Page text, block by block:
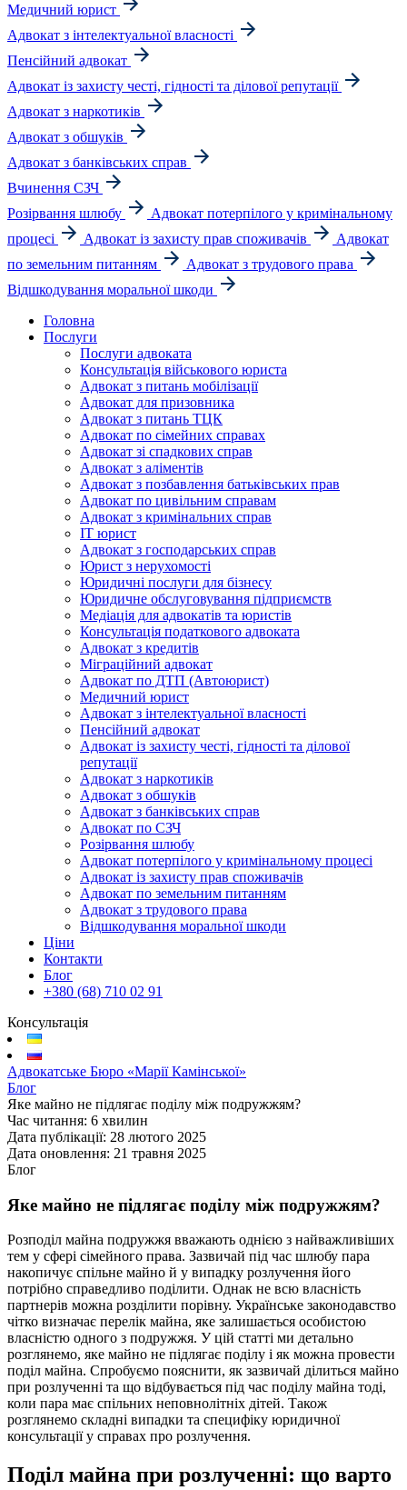
Медичний юрист
Адвокат з інтелектуальної власності
Пенсійний адвокат
Адвокат із захисту честі, гідності та ділової репутації
Адвокат з наркотиків
Адвокат з обшуків
Адвокат з банківських справ
Вчинення СЗЧ
Розірвання шлюбу
Адвокат потерпілого у кримінальному
процесі
Адвокат із захисту прав споживачів
Адвокат
по земельним питанням
Адвокат з трудового права
Відшкодування моральної шкоди
Головна
Послуги
Послуги адвоката
Консультація військового юриста
Адвокат з питань мобілізації
Адвокат для призовника
Адвокат з питань ТЦК
Адвокат по сімейних справах
Адвокат зі спадкових справ
Адвокат з аліментів
Адвокат з позбавлення батьківських прав
Адвокат по цивільним справам
Адвокат з кримінальних справ
IT юрист
Адвокат з господарських справ
Юрист з нерухомості
Юридичні послуги для бізнесу
Юридичне обслуговування підприємств
Медіація для адвокатів та юристів
Консультація податкового адвоката
Адвокат з кредитів
Міграційний адвокат
Адвокат по ДТП (Автоюрист)
Медичний юрист
Адвокат з інтелектуальної власності
Пенсійний адвокат
Адвокат із захисту честі, гідності та ділової
репутації
Адвокат з наркотиків
Адвокат з обшуків
Адвокат з банківських справ
Адвокат по СЗЧ
Розірвання шлюбу
Адвокат потерпілого у кримінальному процесі
Адвокат із захисту прав споживачів
Адвокат по земельним питанням
Адвокат з трудового права
Відшкодування моральної шкоди
Ціни
Контакти
Блог
+380 (68) 710 02 91
Консультація
Адвокатське Бюро «Марії Камінської»
Блог
Яке майно не підлягає поділу між подружжям?
Час читання: 6 хвилин
Дата публікації: 28 лютого 2025
Дата оновлення: 21 травня 2025
Блог
Яке майно не підлягає поділу між подружжям?
Розподіл майна подружжя вважають однією з найважливіших
тем у сфері сімейного права. Зазвичай під час шлюбу пара
накопичує спільне майно й у випадку розлучення його
потрібно справедливо поділити. Однак не всю власність
партнерів можна розділити порівну. Українське законодавство
чітко визначає перелік майна, яке залишається особистою
власністю одного з подружжя. У цій статті ми детально
розглянемо, яке майно не підлягає поділу і як можна провести
поділ майна. Спробуємо пояснити, як зазвичай ділиться майно
при розлученні та що відбувається під час поділу майна тоді,
коли пара має спільних неповнолітніх дітей. Також
розглянемо складні випадки та специфіку юридичної
консультації у справах про розлучення.
Поділ майна при розлученні: що варто